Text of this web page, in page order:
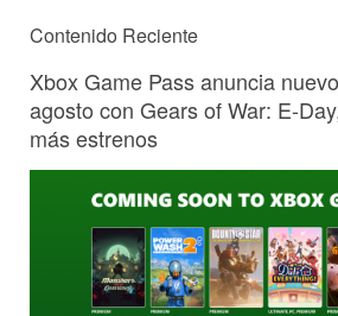
Contenido Reciente
Xbox Game Pass anuncia
agosto con Gears of War: E-
más estrenos